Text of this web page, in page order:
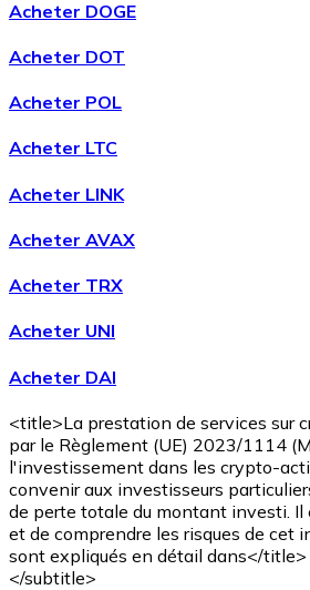
Acheter DOGE
Acheter DOT
Acheter POL
Acheter LTC
Acheter LINK
Acheter AVAX
Acheter TRX
Acheter UNI
Acheter DAI
<title>La prestation de services sur
par le Règlement (UE) 2023/1114
l'investissement dans les crypto-
convenir aux investisseurs
de perte totale du montant investi.
et de comprendre les risques de cet
sont expliqués en détail dans</title>
</subtitle>